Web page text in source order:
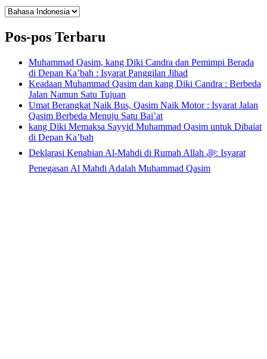
Pengalih
Pos-pos Terbaru
Muhammad Qasim, kang Diki Candra dan Pemimpi Berada
di Depan Ka’bah : Isyarat Panggilan Jihad
Keadaan Muhammad Qasim dan kang Diki Candra : Berbeda
Jalan Namun Satu Tujuan
Umat Berangkat Naik Bus, Qasim Naik Motor : Isyarat Jalan
Qasim Berbeda Menuju Satu Bai’at
kang Diki Memaksa Sayyid Muhammad Qasim untuk Dibaiat
di Depan Ka’bah
Deklarasi Kenabian Al-Mahdi di Rumah Allah ﷻ: Isyarat
Penegasan Al Mahdi Adalah Muhammad Qasim